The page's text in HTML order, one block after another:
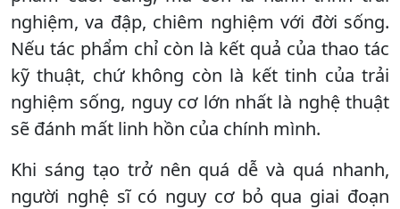
nghiệm, va đập, chiêm nghiệm với đời sống.
Nếu tác phẩm chỉ còn là kết quả của thao tác
kỹ thuật, chứ không còn là kết tinh của trải
nghiệm sống, nguy cơ lớn nhất là nghệ thuật
sẽ đánh mất linh hồn của chính mình.
Khi sáng tạo trở nên quá dễ và quá nhanh,
người nghệ sĩ có nguy cơ bỏ qua giai đoạn